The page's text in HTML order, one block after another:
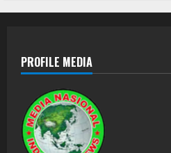
PROFILE MEDIA